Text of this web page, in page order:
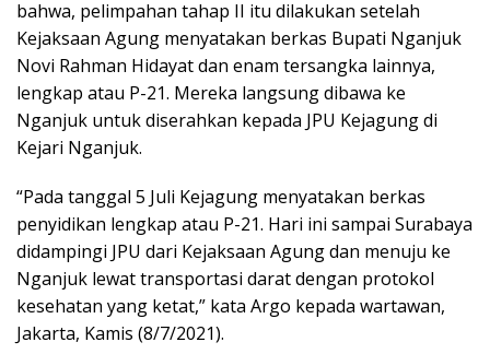
bahwa, pelimpahan tahap II itu dilakukan setelah
Kejaksaan Agung menyatakan berkas Bupati Nganjuk
Novi Rahman Hidayat dan enam tersangka lainnya,
lengkap atau P-21. Mereka langsung dibawa ke
Nganjuk untuk diserahkan kepada JPU Kejagung di
Kejari Nganjuk.
“Pada tanggal 5 Juli Kejagung menyatakan berkas
penyidikan lengkap atau P-21. Hari ini sampai Surabaya
didampingi JPU dari Kejaksaan Agung dan menuju ke
Nganjuk lewat transportasi darat dengan protokol
kesehatan yang ketat,” kata Argo kepada wartawan,
Jakarta, Kamis (8/7/2021).